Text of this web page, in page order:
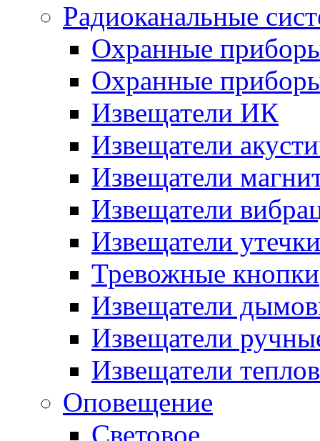
Радиоканальные
Охранные
Охранные
Извещатели ИК
Извещатели
Извещатели
Извещатели
Извещатели утечки
Тревожные кнопки
Извещатели
Извещатели
Извещатели
Оповещение
Световое